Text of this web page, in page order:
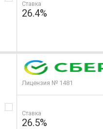
Ставка
26.4%
Лицензия № 1481
Ставка
26.5%